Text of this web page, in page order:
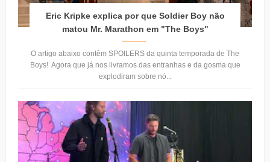
Eric Kripke explica por que Soldier Boy não
matou Mr. Marathon em "The Boys"
O artigo abaixo contêm SPOILERS da quinta temporada de The
Boys! Agora que já nos livramos das entranhas e da gosma que
explodiram sobre nó...